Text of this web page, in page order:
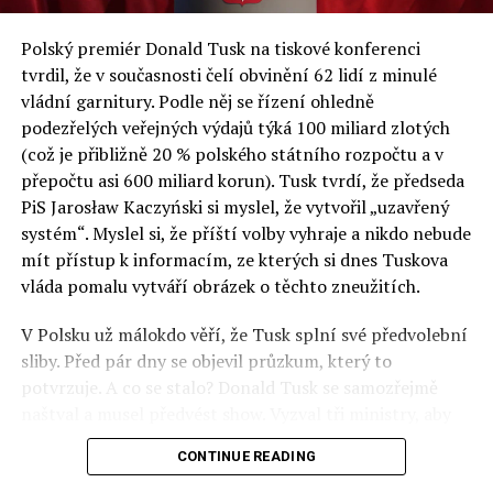
a východní Evropě.
Otázky spojené s vývojem umělé inteligence budou na
fóru AI zvláště diskutovanou oblastí. Fórum AI bude
zahrnovat vyhrazenou tematickou trať skládající se z
panelů, prezentací, workshopů a speciálních akcí.
Budou diskutovány klíčové otázky vlivu umělé
inteligence ve společnosti, ale i v sektoru veřejných a
komerčních služeb. Budou se diskutovat problémy a
výzvy, kterým bude muset trh čelit tváří v tvář zásadním
technologickým změnám. Účastníci fóra také zváží, do
technologií umělé inteligence v mnoha oblastech života
umožní Evropské unii obnovit konkurenceschopnost ve
vztahu ke globálním ekonomikám a nutnosti zajistit
Polský premiér Donald Tusk na tiskové konferenci
tvrdil, že v současnosti čelí obvinění 62 lidí z minulé
vládní garnitury. Podle něj se řízení ohledně
podezřelých veřejných výdajů týká 100 miliard zlotých
(což je přibližně 20 % polského státního rozpočtu a v
přepočtu asi 600 miliard korun). Tusk tvrdí, že předseda
PiS Jarosław Kaczyński si myslel, že vytvořil „uzavřený
systém“. Myslel si, že příští volby vyhraje a nikdo nebude
mít přístup k informacím, ze kterých si dnes Tuskova
vláda pomalu vytváří obrázek o těchto zneužitích.
V Polsku už málokdo věří, že Tusk splní své předvolební
sliby. Před pár dny se objevil průzkum, který to
potvrzuje. A co se stalo? Donald Tusk se samozřejmě
před kamerami podepsali dohodu o stíhání členů PiS, a
ti poslušně ono divadlo předvedli. Andrzej Domański
CONTINUE READING